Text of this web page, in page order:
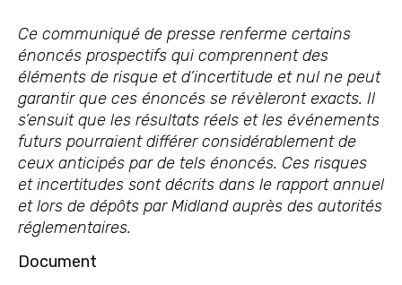
Ce communiqué de presse renferme certains
énoncés prospectifs qui comprennent des
éléments de risque et d’incertitude et nul ne peut
garantir que ces énoncés se révèleront exacts. Il
s’ensuit que les résultats réels et les événements
futurs pourraient différer considérablement de
ceux anticipés par de tels énoncés. Ces risques
et incertitudes sont décrits dans le rapport annuel
et lors de dépôts par Midland auprès des autorités
réglementaires.
Document